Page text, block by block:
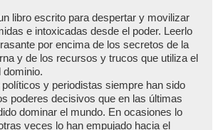
libro escrito para despertar y movilizar
e intoxicadas desde el poder. Leerlo
por encima de los secretos de la
y de los recursos y trucos que utiliza el
dominio.
y periodistas siempre han sido
poderes decisivos que en las últimas
dominar el mundo. En ocasiones lo
veces lo han empujado hacia el